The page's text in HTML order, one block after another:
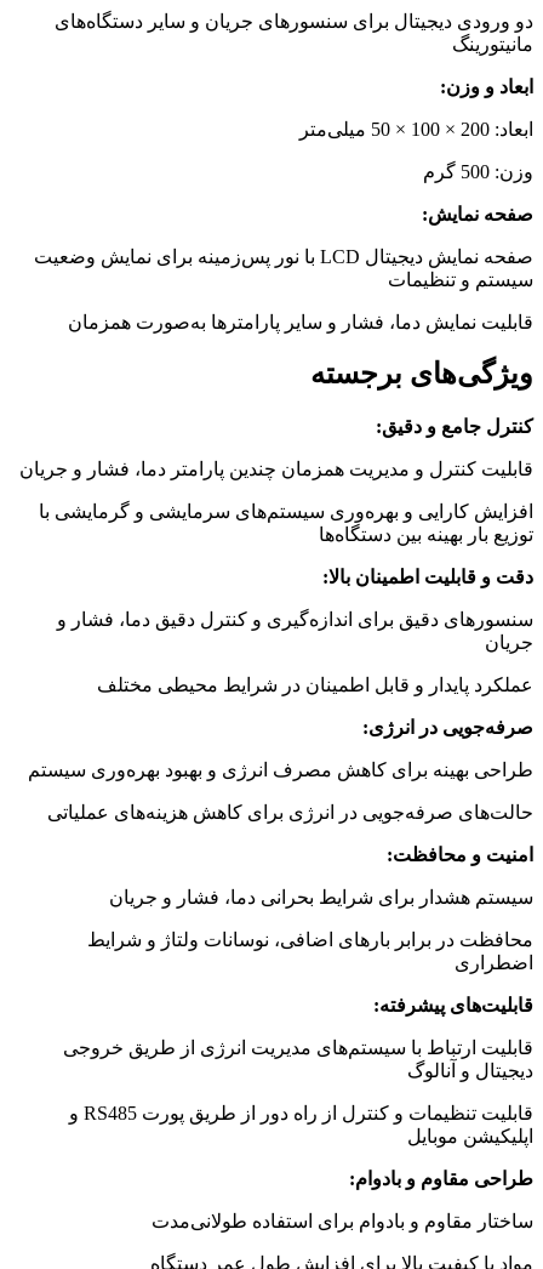
دو ورودی دیجیتال برای سنسورهای جریان و سایر دستگاه‌های
مانیتورینگ
ابعاد و وزن:
ابعاد: 200 × 100 × 50 میلی‌متر
وزن: 500 گرم
صفحه نمایش:
صفحه نمایش دیجیتال LCD با نور پس‌زمینه برای نمایش وضعیت
سیستم و تنظیمات
قابلیت نمایش دما، فشار و سایر پارامترها به‌صورت همزمان
ویژگی‌های برجسته
کنترل جامع و دقیق:
قابلیت کنترل و مدیریت همزمان چندین پارامتر دما، فشار و جریان
افزایش کارایی و بهره‌وری سیستم‌های سرمایشی و گرمایشی با
توزیع بار بهینه بین دستگاه‌ها
دقت و قابلیت اطمینان بالا:
سنسورهای دقیق برای اندازه‌گیری و کنترل دقیق دما، فشار و
جریان
عملکرد پایدار و قابل اطمینان در شرایط محیطی مختلف
صرفه‌جویی در انرژی:
طراحی بهینه برای کاهش مصرف انرژی و بهبود بهره‌وری سیستم
حالت‌های صرفه‌جویی در انرژی برای کاهش هزینه‌های عملیاتی
امنیت و محافظت:
سیستم هشدار برای شرایط بحرانی دما، فشار و جریان
محافظت در برابر بارهای اضافی، نوسانات ولتاژ و شرایط
اضطراری
قابلیت‌های پیشرفته:
قابلیت ارتباط با سیستم‌های مدیریت انرژی از طریق خروجی
دیجیتال و آنالوگ
قابلیت تنظیمات و کنترل از راه دور از طریق پورت RS485 و
اپلیکیشن موبایل
طراحی مقاوم و بادوام:
ساختار مقاوم و بادوام برای استفاده طولانی‌مدت
مواد با کیفیت بالا برای افزایش طول عمر دستگاه